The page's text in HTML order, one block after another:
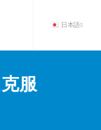
日本語
服